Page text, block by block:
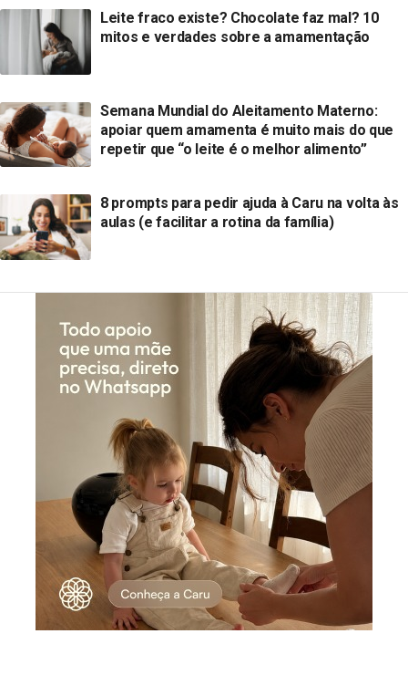
Leite fraco existe? Chocolate faz mal? 10
mitos e verdades sobre a amamentação
Semana Mundial do Aleitamento Materno:
apoiar quem amamenta é muito mais do que
repetir que “o leite é o melhor alimento”
8 prompts para pedir ajuda à Caru na volta às
aulas (e facilitar a rotina da família)